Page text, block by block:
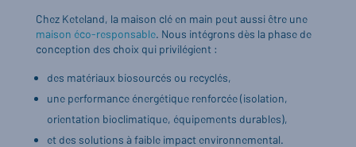
Chez Keteland, la maison clé en main peut aussi être une
maison éco-responsable. Nous intégrons dès la phase de
conception des choix qui privilégient :
des matériaux biosourcés ou recyclés,
une performance énergétique renforcée (isolation,
orientation bioclimatique, équipements durables),
et des solutions à faible impact environnemental.